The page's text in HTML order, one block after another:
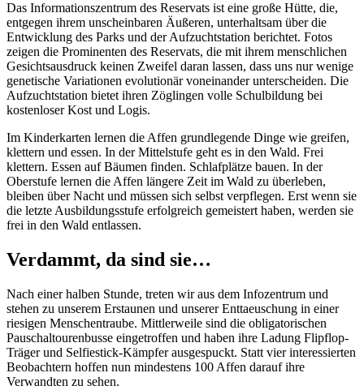
Das Informationszentrum des Reservats ist eine große Hütte, die,
entgegen ihrem unscheinbaren Äußeren, unterhaltsam über die
Entwicklung des Parks und der Aufzuchtstation berichtet. Fotos
zeigen die Prominenten des Reservats, die mit ihrem menschlichen
Gesichtsausdruck keinen Zweifel daran lassen, dass uns nur wenige
genetische Variationen evolutionär voneinander unterscheiden. Die
Aufzuchtstation bietet ihren Zöglingen volle Schulbildung bei
kostenloser Kost und Logis.
Im Kinderkarten lernen die Affen grundlegende Dinge wie greifen,
klettern und essen. In der Mittelstufe geht es in den Wald. Frei
klettern. Essen auf Bäumen finden. Schlafplätze bauen. In der
Oberstufe lernen die Affen längere Zeit im Wald zu überleben,
bleiben über Nacht und müssen sich selbst verpflegen. Erst wenn sie
die letzte Ausbildungsstufe erfolgreich gemeistert haben, werden sie
frei in den Wald entlassen.
Verdammt, da sind sie…
Nach einer halben Stunde, treten wir aus dem Infozentrum und
stehen zu unserem Erstaunen und unserer Enttaeuschung in einer
riesigen Menschentraube. Mittlerweile sind die obligatorischen
Pauschaltourenbusse eingetroffen und haben ihre Ladung Flipflop-
Träger und Selfiestick-Kämpfer ausgespuckt. Statt vier interessierten
Beobachtern hoffen nun mindestens 100 Affen darauf ihre
Verwandten zu sehen.